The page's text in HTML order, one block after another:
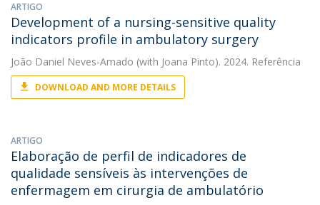
ARTIGO
Development of a nursing-sensitive quality
indicators profile in ambulatory surgery
João Daniel Neves-Amado (with Joana Pinto). 2024. Referência
DOWNLOAD AND MORE DETAILS
ARTIGO
Elaboração de perfil de indicadores de
qualidade sensíveis às intervenções de
enfermagem em cirurgia de ambulatório